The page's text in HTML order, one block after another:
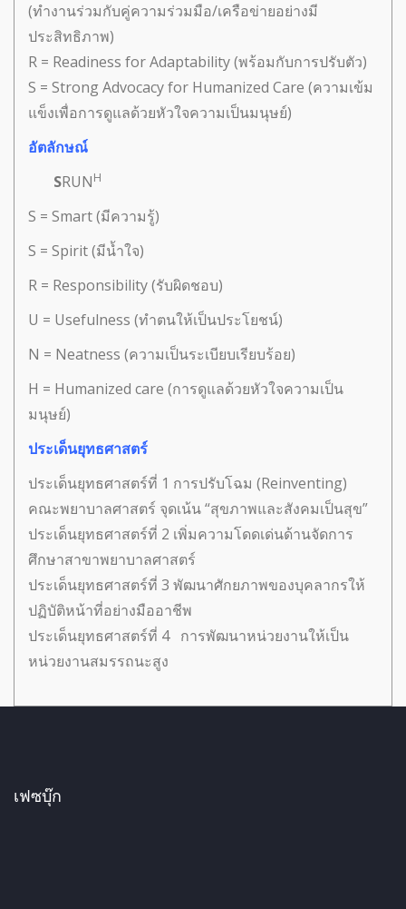
(ทำงานร่วมกับคู่ความร่วมมือ/เครือข่ายอย่างมี
ประสิทธิภาพ)
R = Readiness for Adaptability (พร้อมกับการปรับตัว)
S = Strong Advocacy for Humanized Care (ความเข้ม
แข็งเพื่อการดูแลด้วยหัวใจความเป็นมนุษย์)
อัตลักษณ์
SRUNH
S = Smart (มีความรู้)
S = Spirit (มีน้ำใจ)
R = Responsibility (รับผิดชอบ)
U = Usefulness (ทำตนให้เป็นประโยชน์)
N = Neatness (ความเป็นระเบียบเรียบร้อย)
H = Humanized care (การดูแลด้วยหัวใจความเป็น
มนุษย์)
ประเด็นยุทธศาสตร์
ประเด็นยุทธศาสตร์ที่ 1 การปรับโฉม (Reinventing)
คณะพยาบาลศาสตร์ จุดเน้น “สุขภาพและสังคมเป็นสุข”
ประเด็นยุทธศาสตร์ที่ 2 เพิ่มความโดดเด่นด้านจัดการ
ศึกษาสาขาพยาบาลศาสตร์
ประเด็นยุทธศาสตร์ที่ 3 พัฒนาศักยภาพของบุคลากรให้
ปฏิบัติหน้าที่อย่างมืออาชีพ
ประเด็นยุทธศาสตร์ที่ 4 การพัฒนาหน่วยงานให้เป็น
หน่วยงานสมรรถนะสูง
เฟซบุ๊ก